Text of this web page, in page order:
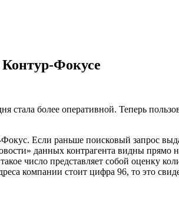
Контур-Фокусе
стала более оперативной. Теперь
Если раньше поисковый запрос
данных контрагента видны
число представляет собой оценку
компании стоит цифра 96, то это